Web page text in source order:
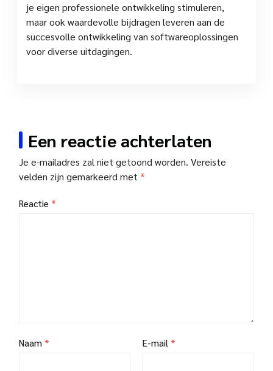
je eigen professionele ontwikkeling stimuleren,
maar ook waardevolle bijdragen leveren aan de
succesvolle ontwikkeling van softwareoplossingen
voor diverse uitdagingen.
Een reactie achterlaten
Je e-mailadres zal niet getoond worden. Vereiste
velden zijn gemarkeerd met *
Reactie *
Naam * E-mail *